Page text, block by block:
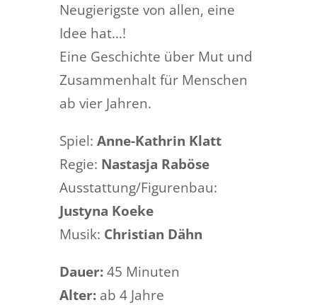
Neugierigste von allen, eine
Idee hat…!
Eine Geschichte über Mut und
Zusammenhalt für Menschen
ab vier Jahren.
Spiel: Anne-Kathrin Klatt
Regie: Nastasja Raböse
Ausstattung/Figurenbau:
Justyna Koeke
Musik: Christian Dähn
Dauer: 45 Minuten
Alter: ab 4 Jahre